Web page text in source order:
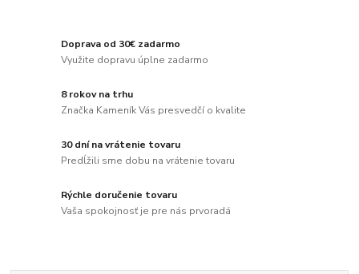
Doprava od 30€ zadarmo
Využite dopravu úplne zadarmo
8 rokov na trhu
Značka Kameník Vás presvedčí o kvalite
30 dní na vrátenie tovaru
Predĺžili sme dobu na vrátenie tovaru
Rýchle doručenie tovaru
Vaša spokojnosť je pre nás prvoradá